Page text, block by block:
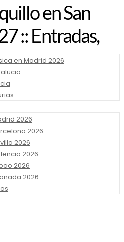
en Madrid 2026
2026
2026
2026
2026
2026
2026
en San
:: Entradas,